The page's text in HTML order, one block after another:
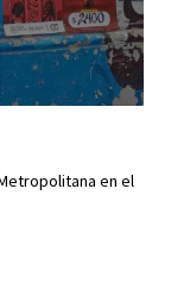
en el